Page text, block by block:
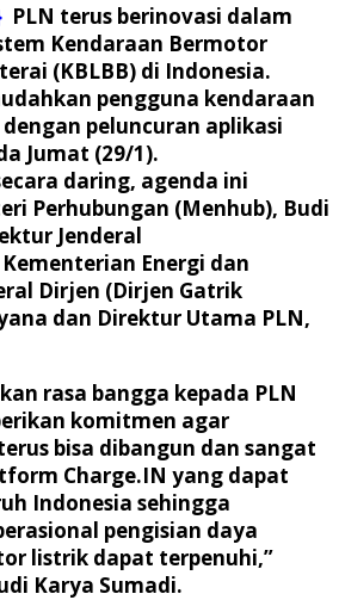
PLN terus berinovasi dalam
Kendaraan Bermotor
(KBLBB) di Indonesia.
pengguna kendaraan
peluncuran aplikasi
Jumat (29/1).
daring, agenda ini
Perhubungan (Menhub), Budi
Jenderal
Energi dan
Dirjen (Dirjen Gatrik
dan Direktur Utama PLN,
rasa bangga kepada PLN
komitmen agar
bisa dibangun dan sangat
Charge.IN yang dapat
Indonesia sehingga
pengisian daya
listrik dapat terpenuhi,”
Karya Sumadi.